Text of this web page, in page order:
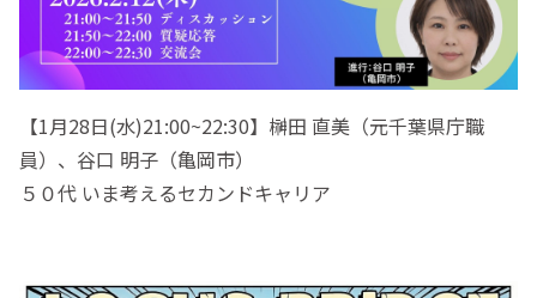
【1月28日(水)21:00~22:30】榊田 直美（元千葉県庁職
員）、谷口 明子（亀岡市）
５０代 いま考えるセカンドキャリア